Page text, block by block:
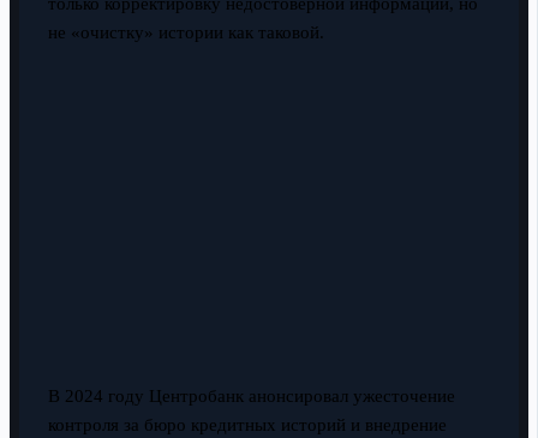
не «очистку» истории как таковой.
В 2024 году Центробанк анонсировал ужесточение
контроля за бюро кредитных историй и внедрение